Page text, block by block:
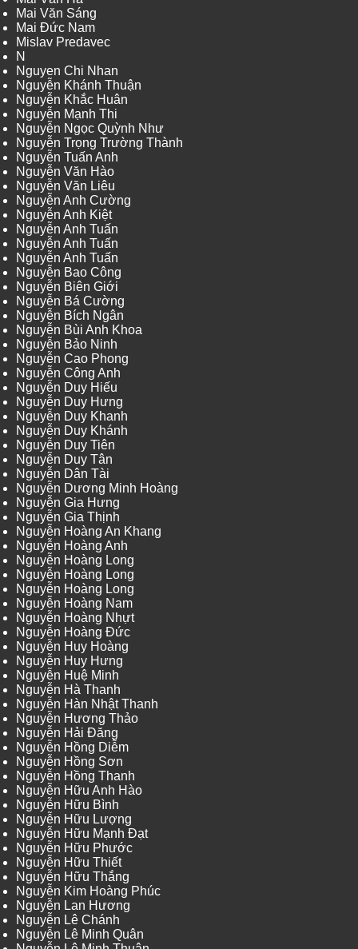
Mai Văn Sáng
Mai Đức Nam
Mislav Predavec
N
Nguyen Chi Nhan
Nguyễn Khánh Thuận
Nguyễn Khắc Huân
Nguyễn Mạnh Thi
Nguyễn Ngọc Quỳnh Như
Nguyễn Trọng Trường Thành
Nguyễn Tuấn Anh
Nguyễn Văn Hào
Nguyễn Văn Liêu
Nguyễn Anh Cường
Nguyễn Anh Kiệt
Nguyễn Anh Tuấn
Nguyễn Anh Tuấn
Nguyễn Anh Tuấn
Nguyễn Bao Công
Nguyễn Biên Giới
Nguyễn Bá Cường
Nguyễn Bích Ngân
Nguyễn Bùi Anh Khoa
Nguyễn Bảo Ninh
Nguyễn Cao Phong
Nguyễn Công Anh
Nguyễn Duy Hiếu
Nguyễn Duy Hưng
Nguyễn Duy Khanh
Nguyễn Duy Khánh
Nguyễn Duy Tiên
Nguyễn Duy Tân
Nguyễn Dân Tài
Nguyễn Dương Minh Hoàng
Nguyễn Gia Hưng
Nguyễn Gia Thịnh
Nguyễn Hoàng An Khang
Nguyễn Hoàng Anh
Nguyễn Hoàng Long
Nguyễn Hoàng Long
Nguyễn Hoàng Long
Nguyễn Hoàng Nam
Nguyễn Hoàng Nhựt
Nguyễn Hoàng Đức
Nguyễn Huy Hoàng
Nguyễn Huy Hưng
Nguyễn Huệ Minh
Nguyễn Hà Thanh
Nguyễn Hàn Nhật Thanh
Nguyễn Hương Thảo
Nguyễn Hải Đăng
Nguyễn Hồng Diễm
Nguyễn Hồng Sơn
Nguyễn Hồng Thanh
Nguyễn Hữu Anh Hào
Nguyễn Hữu Bình
Nguyễn Hữu Lượng
Nguyễn Hữu Mạnh Đạt
Nguyễn Hữu Phước
Nguyễn Hữu Thiết
Nguyễn Hữu Thắng
Nguyễn Kim Hoàng Phúc
Nguyễn Lan Hương
Nguyễn Lê Chánh
Nguyễn Lê Minh Quân